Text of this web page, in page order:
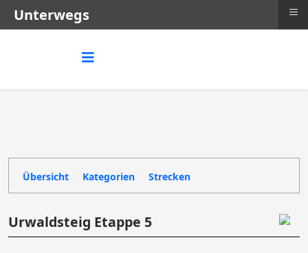
Übersicht Kategorien Strecken
Urwaldsteig Etappe 5
Unterwegs ≡